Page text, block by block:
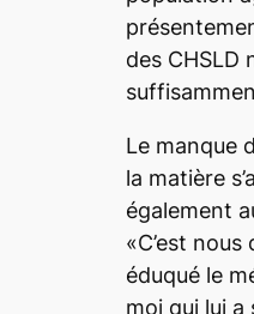
des CHSLD
Le manque
la matière
également
«C’est nous
éduqué le
moi qui lui